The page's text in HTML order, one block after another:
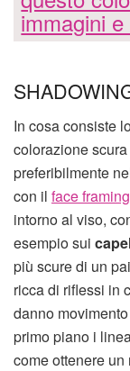
immagini
In cosa consiste
colorazione
preferibilmente
con il face framing
intorno al viso,
esempio sui
più scure di un
ricca di riflessi in
danno
primo piano i
come ottenere